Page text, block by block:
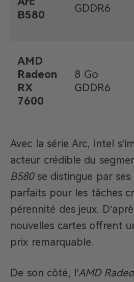
B580
GDDR6
AMD
Radeon
RX
7600
8 Go
GDDR6
Avec la série Arc, Intel
acteur crédible du
B580se distingue par ses
parfaits pour les tâches
pérennité des jeux.
nouvelles cartes offrent
prix remarquable.
De son côté, l’AMD